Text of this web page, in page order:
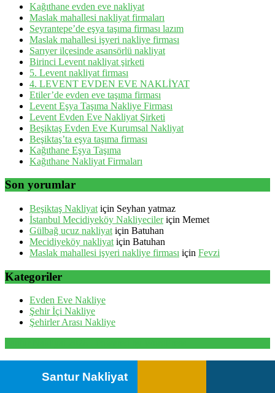
Kağıthane evden eve nakliyat
Maslak mahallesi nakliyat firmaları
Seyrantepe’de eşya taşıma firması lazım
Maslak mahallesi işyeri nakliye firması
Sarıyer ilçesinde asansörlü nakliyat
Birinci Levent nakliyat şirketi
5. Levent nakliyat firması
4. LEVENT EVDEN EVE NAKLİYAT
Etiler’de evden eve taşıma firması
Levent Eşya Taşıma Nakliye Firması
Levent Evden Eve Nakliyat Şirketi
Beşiktaş Evden Eve Kurumsal Nakliyat
Beşiktaş’ta eşya taşıma firması
Kağıthane Eşya Taşıma
Kağıthane Nakliyat Firmaları
Son yorumlar
Beşiktaş Nakliyat için Seyhan yatmaz
İstanbul Mecidiyeköy Nakliyecileriçin Memet
Gülbağ ucuz nakliyat için Batuhan
Mecidiyeköy nakliyat için Batuhan
Maslak mahallesi işyeri nakliye firması için Fevzi
Kategoriler
Evden Eve Nakliye
Şehir İçi Nakliye
Şehirler Arası Nakliye
Santur Nakliyat